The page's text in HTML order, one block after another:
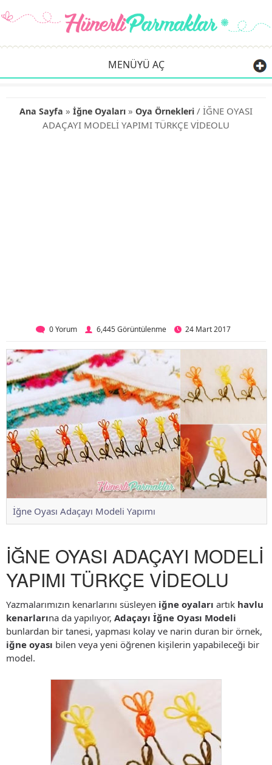
MENÜYÜ AÇ
Ana Sayfa » İğne Oyaları » Oya Örnekleri / İĞNE OYASI
ADAÇAYI MODELİ YAPIMI TÜRKÇE VİDEOLU
0 Yorum 6,445 Görüntülenme 24 Mart 2017
İğne Oyası Adaçayı Modeli Yapımı
İĞNE OYASI ADAÇAYI MODELİ
YAPIMI TÜRKÇE VİDEOLU
Yazmalarımızın kenarlarını süsleyen iğne oyaları artık havlu
kenarlarına da yapılıyor, Adaçayı İğne Oyası Modeli
bunlardan bir tanesi, yapması kolay ve narin duran bir örnek,
iğne oyası bilen veya yeni öğrenen kişilerin yapabileceği bir
model.